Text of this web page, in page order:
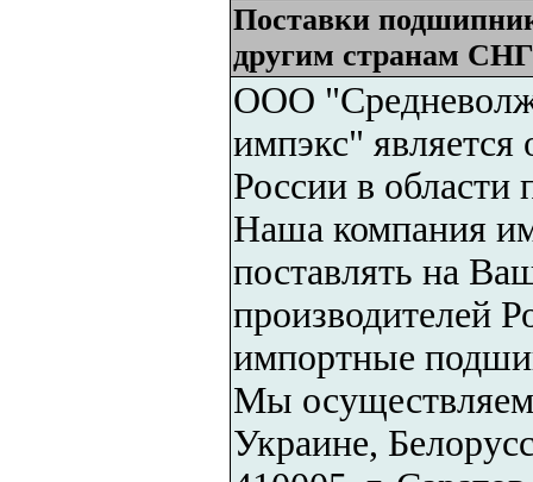
Поставки
другим странам СНГ
ООО
импэкс"
России в
Наша компания
поставлять на
производителей
импортные
Мы
Украине,